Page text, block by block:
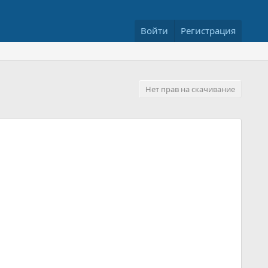
Войти Регистрация
Нет прав на скачивание